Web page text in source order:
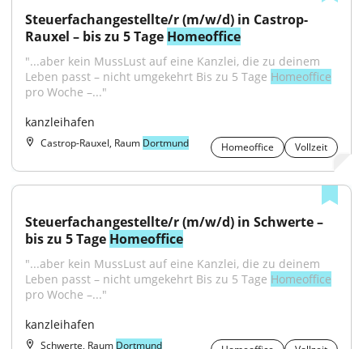
Steuerfachangestellte/r (m/w/d) in Castrop-
Rauxel – bis zu 5 Tage Homeoffice
"...aber kein MussLust auf eine Kanzlei, die zu deinem
Leben passt – nicht umgekehrt Bis zu 5 Tage Homeoffice
pro Woche –..."
kanzleihafen
Castrop-Rauxel, Raum Dortmund Homeoffice Vollzeit
Steuerfachangestellte/r (m/w/d) in Schwerte –
bis zu 5 Tage Homeoffice
"...aber kein MussLust auf eine Kanzlei, die zu deinem
Leben passt – nicht umgekehrt Bis zu 5 Tage Homeoffice
pro Woche –..."
kanzleihafen
Schwerte, Raum Dortmund